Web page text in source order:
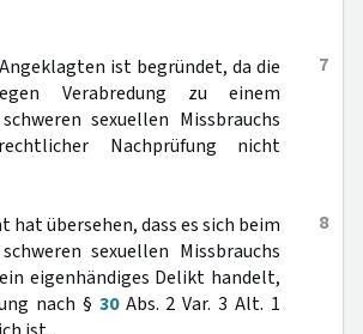
7
ist begründet, da die
Verabredung zu einem
sexuellen Missbrauchs
Nachprüfung nicht
8
hat übersehen, dass es sich beim
sexuellen Missbrauchs
eigenhändiges Delikt handelt,
nach § 30Abs. 2 Var. 3 Alt. 1